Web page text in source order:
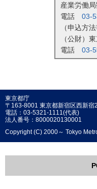
産業労働
電話 03-
（申込方
（公財）
電話 03-
東京都庁
〒163-8001 東京都新宿区西新宿
電話：03-5321-1111(代表)
法人番号：8000020130001
Copyright (C) 2000～ Tokyo